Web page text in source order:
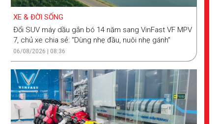
XE & ĐỜI SỐNG
Đổi SUV máy dầu gắn bó 14 năm sang VinFast VF MPV
7, chủ xe chia sẻ: “Dùng nhẹ đầu, nuôi nhẹ gánh”
06/08/2026 | 08:36